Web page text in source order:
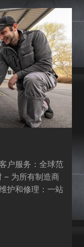
户服务：全球范
– 为所有制造商
护和修理：一站